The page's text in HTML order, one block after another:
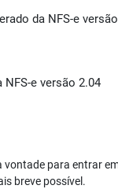
da NFS-e
NFS-e versão 2.04
vontade para entrar
breve possível.